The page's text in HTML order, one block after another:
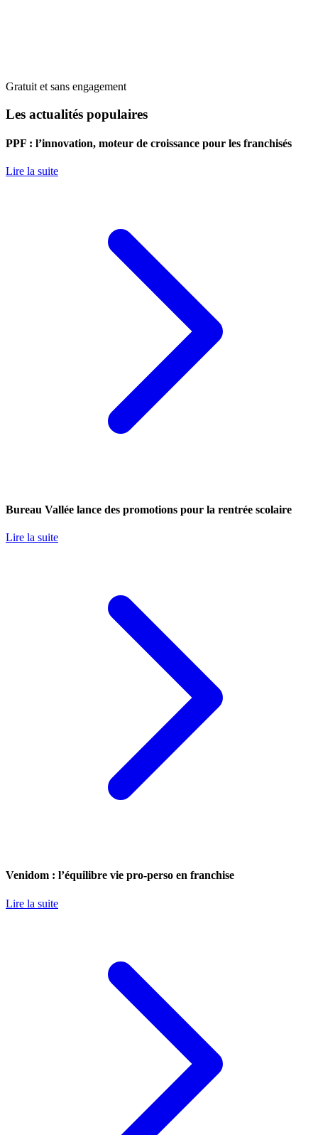
Gratuit et sans engagement
Les actualités populaires
PPF : l’innovation, moteur de croissance pour les franchisés
Lire la suite
Bureau Vallée lance des promotions pour la rentrée scolaire
Lire la suite
Venidom : l’équilibre vie pro-perso en franchise
Lire la suite